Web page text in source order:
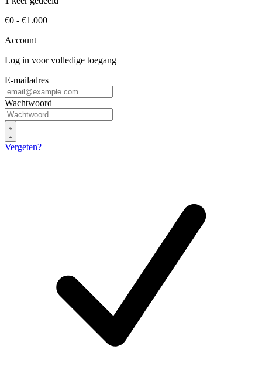
€0 - €1.000
Account
Log in voor volledige toegang
E-mailadres
Wachtwoord
Vergeten?